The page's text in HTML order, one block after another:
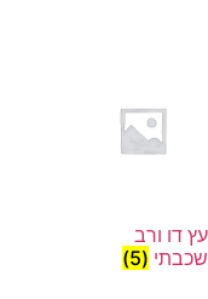
עץ דו ורב
שכבתי (5)